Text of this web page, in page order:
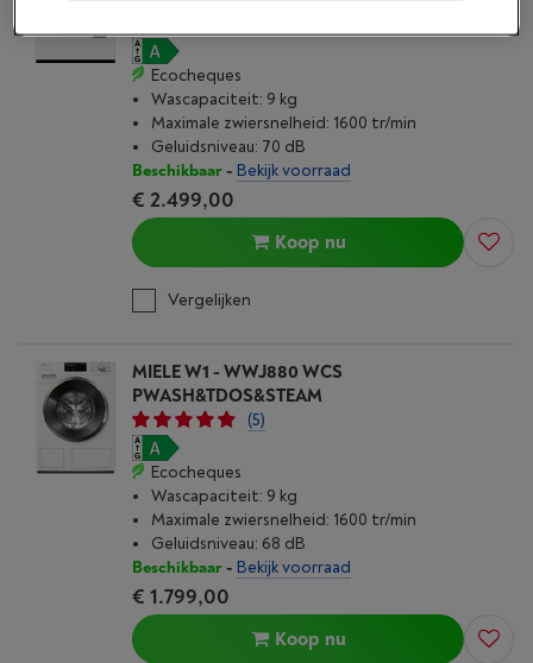
Ecocheques
Wascapaciteit: 9 kg
Maximale zwiersnelheid: 1600 tr/min
Geluidsniveau: 70 dB
Beschikbaar- Bekijk voorraad
€ 2.499,00
Koop nu
Vergelijken
MIELE W1 - WWJ880 WCS
PWASH&TDOS&STEAM
(5)
Ecocheques
Wascapaciteit: 9 kg
Maximale zwiersnelheid: 1600 tr/min
Geluidsniveau: 68 dB
Beschikbaar- Bekijk voorraad
€ 1.799,00
Koop nu